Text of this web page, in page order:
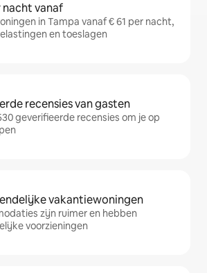
nacht vanaf
in Tampa vanaf € 61 per nacht,
en toeslagen
recensies van gasten
geverifieerde recensies om je op
vakantiewoningen
zijn ruimer en hebben
voorzieningen